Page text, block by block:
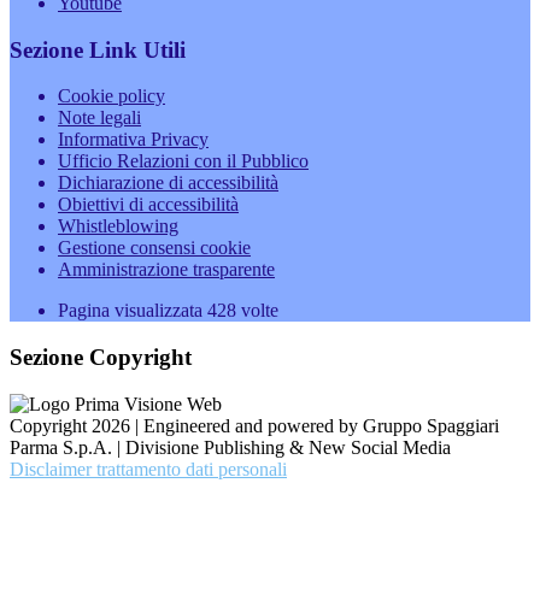
Sezione Link Utili
Cookie policy
Note legali
Informativa Privacy
Ufficio Relazioni con il Pubblico
Dichiarazione di accessibilità
Obiettivi di accessibilità
Whistleblowing
Gestione consensi cookie
Amministrazione trasparente
Pagina visualizzata 428 volte
Sezione Copyright
Copyright 2026 | Engineered and powered by Gruppo Spaggiari
Parma S.p.A. | Divisione Publishing & New Social Media
Disclaimer trattamento dati personali